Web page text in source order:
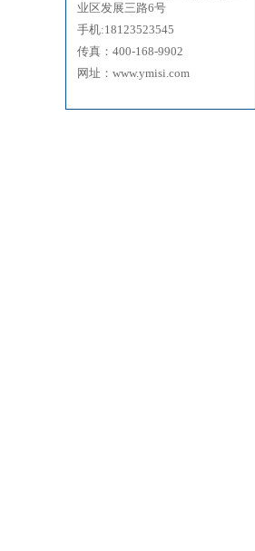
业区发展三路6号
手机:18123523545
传真：400-168-9902
网址：www.ymisi.com